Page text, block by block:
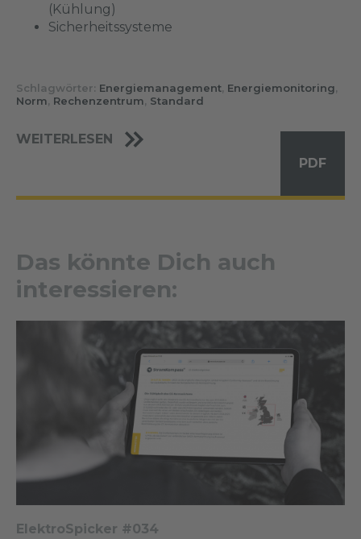
(Kühlung)
Sicherheitssysteme
Schlagwörter: Energiemanagement, Energiemonitoring,
Norm, Rechenzentrum, Standard
WEITERLESEN
PDF
Das könnte Dich auch
interessieren:
ElektroSpicker #034